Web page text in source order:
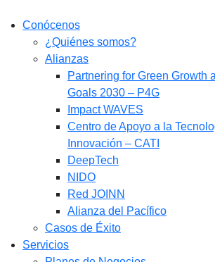
Conócenos
¿Quiénes somos?
Alianzas
Partnering for Green Growth
Goals 2030 – P4G
Impact WAVES
Centro de Apoyo a la
Innovación – CATI
DeepTech
NIDO
Red JOINN
Alianza del Pacífico
Casos de Éxito
Servicios